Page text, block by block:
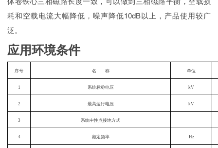
耗和空载电流大幅降低，噪声降低10dB以上，产品使用较广
泛。
应用环境条件
序号 名 称 单位
1 系统标称电压 kV
2 最高运行电压 kV
3 系统中性点接地方式
4 额定频率 Hz